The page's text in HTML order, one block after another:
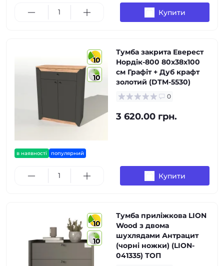
Купити
10
10
в наявності популярний
Тумба закрита Еверест
Нордік-800 80х38х100
см Графіт + Дуб крафт
золотий (DTM-5530)
0
3 620.00 грн.
Купити
10
10
Тумба приліжкова LION
Wood з двома
шухлядами Антрацит
(чорні ножки) (LION-
041335) ТОП